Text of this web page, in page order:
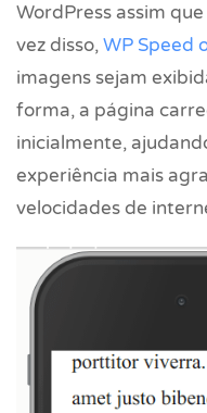
WordPress assim
vez disso,WP Speed
imagens sejam
forma, a página
inicialmente,
experiência mais
velocidades de